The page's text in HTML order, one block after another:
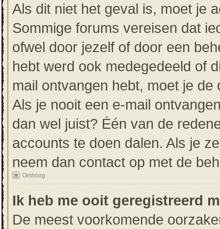
Als dit niet het geval is, moet je
Sommige forums vereisen dat
ofwel door jezelf of door een
hebt werd ook medegedeeld of
mail ontvangen hebt, moet je
Als je nooit een e-mail
dan wel juist? Één van de
accounts te doen dalen. Als je
neem dan contact op met de
Omhoog
Ik heb me ooit geregistreerd
De meest voorkomende